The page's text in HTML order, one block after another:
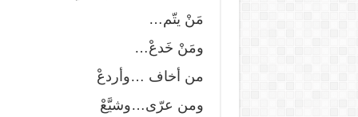
مَنْ يتّم…
ومَنْ خَدعْ…
من أخاف …وأردعْ
ومن عرّى…وشيَّعْ